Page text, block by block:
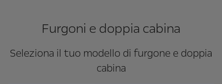
Furgoni e doppia cabina
Seleziona il tuo modello di furgone e doppia
cabina